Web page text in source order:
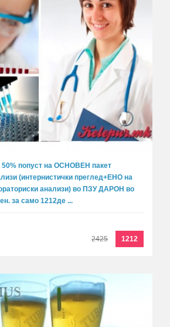
50% попуст на ОСНОВЕН пакет
(интернистички преглед+EHO на
анализи) во ПЗУ ДАРОН во
за само 1212де ...
2425 1212